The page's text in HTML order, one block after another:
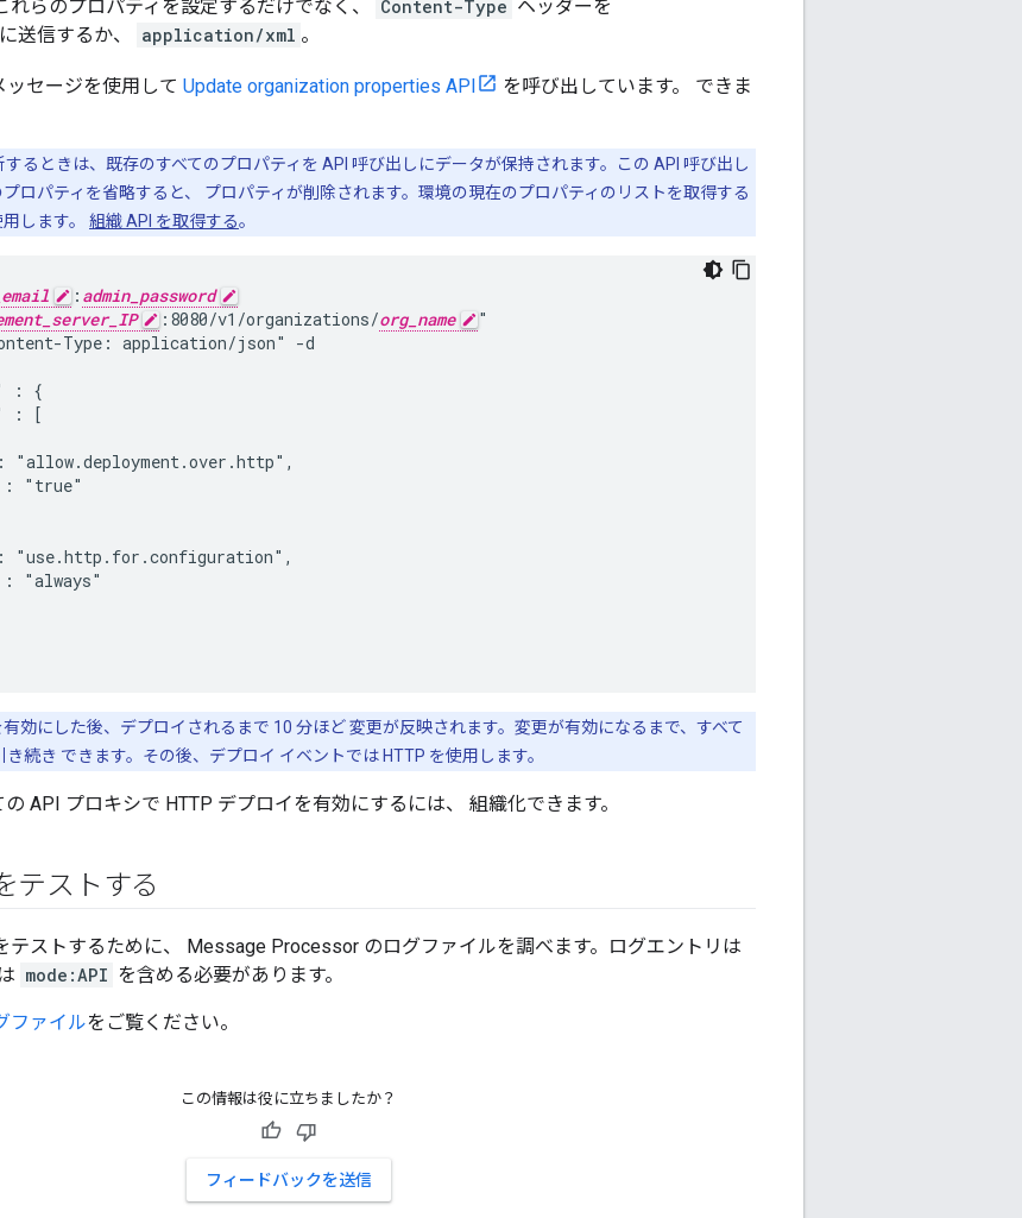
れらのプロパティを設定するだけでなく、 Content-Type ヘッダーを
に送信するか、 application/xml 。
セージを使用して Update organization properties API
を呼び出しています。 できま
するときは、既存のすべてのプロパティを API 呼び出しにデータが保持されます。この API 呼び出し
ロパティを省略すると、 プロパティが削除されます。環境の現在のプロパティのリストを取得する
します。 組織 API を取得する。
: admin_password
:8080/v1/organizations/org_name
"
Type: application/json" -d
: {
: [
"allow.deployment.over.http",
"true"
"use.http.for.configuration",
"always"
効にした後、デプロイされるまで 10 分ほど 変更が反映されます。変更が有効になるまで、すべて
続き できます。その後、デプロイ イベントでは HTTP を使用します。
API プロキシで HTTP デプロイを有効にするには、 組織化できます。
テストする
テストするために、 Message Processor のログファイルを調べます。ログエントリは
mode:API を含める必要があります。
ファイルをご覧ください。
この情報は役に立ちましたか？
フィードバックを送信